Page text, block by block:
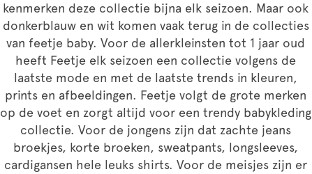
kenmerken deze collectie bijna elk seizoen. Maar ook
donkerblauw en wit komen vaak terug in de collecties
van feetje baby. Voor de allerkleinsten tot 1 jaar oud
heeft Feetje elk seizoen een collectie volgens de
laatste mode en met de laatste trends in kleuren,
prints en afbeeldingen. Feetje volgt de grote merken
op de voet en zorgt altijd voor een trendy babykleding
collectie. Voor de jongens zijn dat zachte jeans
broekjes, korte broeken, sweatpants, longsleeves,
cardigansen hele leuks shirts. Voor de meisjes zijn er